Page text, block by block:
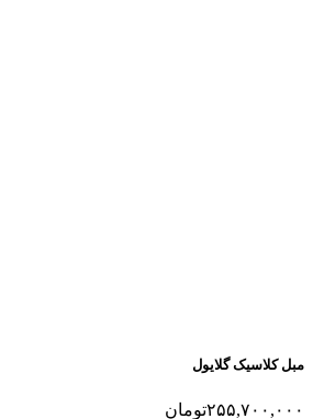
مبل کلاسیک گلایول
۲۵۵,۷۰۰,۰۰۰تومان